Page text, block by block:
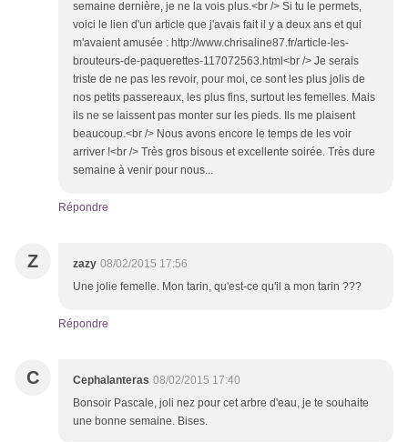
semaine dernière, je ne la vois plus.<br /> Si tu le permets,
voici le lien d'un article que j'avais fait il y a deux ans et qui
m'avaient amusée : http://www.chrisaline87.fr/article-les-
brouteurs-de-paquerettes-117072563.html<br /> Je serais
triste de ne pas les revoir, pour moi, ce sont les plus jolis de
nos petits passereaux, les plus fins, surtout les femelles. Mais
ils ne se laissent pas monter sur les pieds. Ils me plaisent
beaucoup.<br /> Nous avons encore le temps de les voir
arriver !<br /> Très gros bisous et excellente soirée. Très dure
semaine à venir pour nous...
Répondre
Z zazy 08/02/2015 17:56
Une jolie femelle. Mon tarin, qu'est-ce qu'il a mon tarin ???
Répondre
C Cephalanteras 08/02/2015 17:40
Bonsoir Pascale, joli nez pour cet arbre d'eau, je te souhaite
une bonne semaine. Bises.